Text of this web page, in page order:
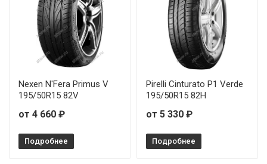
Nexen N'Fera Primus V
195/50R15 82V
от 4 660 ₽
Подробнее
Pirelli Cinturato P1 Verde
195/50R15 82H
от 5 330 ₽
Подробнее